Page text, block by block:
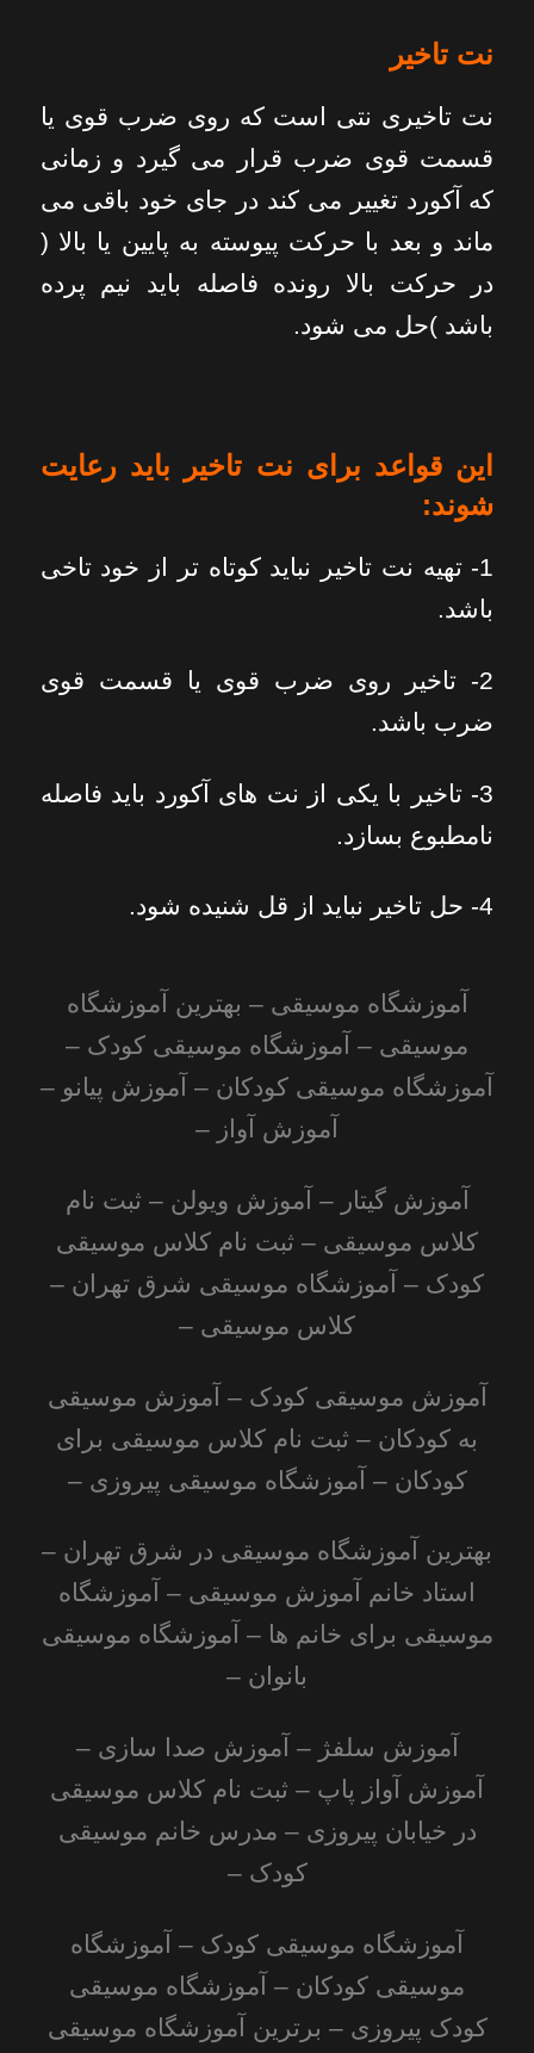
نت تاخیر
نت تاخیری نتی است که روی ضرب قوی یا
قسمت قوی ضرب قرار می گیرد و زمانی
که آکورد تغییر می کند در جای خود باقی می
ماند و بعد با حرکت پیوسته به پایین یا بالا (
در حرکت بالا رونده فاصله باید نیم پرده
باشد )حل می شود.
این قواعد برای نت تاخیر باید رعایت
شوند:
1- تهیه نت تاخیر نباید کوتاه تر از خود تاخی
باشد.
2- تاخیر روی ضرب قوی یا قسمت قوی
ضرب باشد.
3- تاخیر با یکی از نت های آکورد باید فاصله
نامطبوع بسازد.
4- حل تاخیر نباید از قل شنیده شود.
آموزشگاه موسیقی – بهترین آموزشگاه
موسیقی – آموزشگاه موسیقی کودک –
آموزشگاه موسیقی کودکان – آموزش پیانو –
آموزش آواز –
آموزش گیتار – آموزش ویولن – ثبت نام
کلاس موسیقی – ثبت نام کلاس موسیقی
کودک – آموزشگاه موسیقی شرق تهران –
کلاس موسیقی –
آموزش موسیقی کودک – آموزش موسیقی
به کودکان – ثبت نام کلاس موسیقی برای
کودکان – آموزشگاه موسیقی پیروزی –
بهترین آموزشگاه موسیقی در شرق تهران –
استاد خانم آموزش موسیقی – آموزشگاه
موسیقی برای خانم ها – آموزشگاه موسیقی
بانوان –
آموزش سلفژ – آموزش صدا سازی –
آموزش آواز پاپ – ثبت نام کلاس موسیقی
در خیابان پیروزی – مدرس خانم موسیقی
کودک –
آموزشگاه موسیقی کودک – آموزشگاه
موسیقی کودکان – آموزشگاه موسیقی
کودک پیروزی – برترین آموزشگاه موسیقی